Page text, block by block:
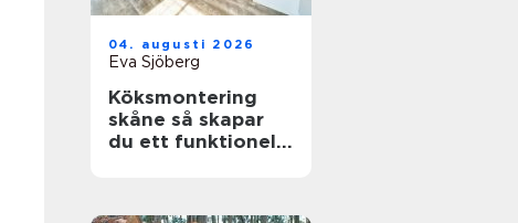
04. augusti 2026
Eva Sjöberg
Köksmontering
skåne så skapar
du ett funktionellt